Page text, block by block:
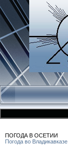
ПОГОДА В ОСЕТИИ
Погода во Владикавказе